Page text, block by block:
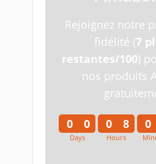
Rejoignez notre
fidélité (7
restantes/100)
nos produits
0
0
0
0Days
0
0
8
8
Hours
0
0